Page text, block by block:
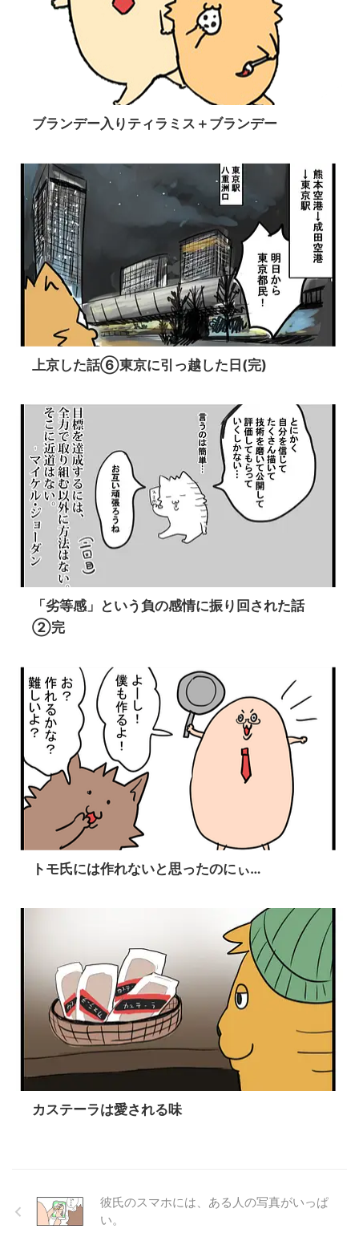
ブランデー入りティラミス＋ブランデー
上京した話⑥東京に引っ越した日(完)
「劣等感」という負の感情に振り回された話
②完
トモ氏には作れないと思ったのにぃ…
カステーラは愛される味
彼氏のスマホには、ある人の写真がいっぱ
い。